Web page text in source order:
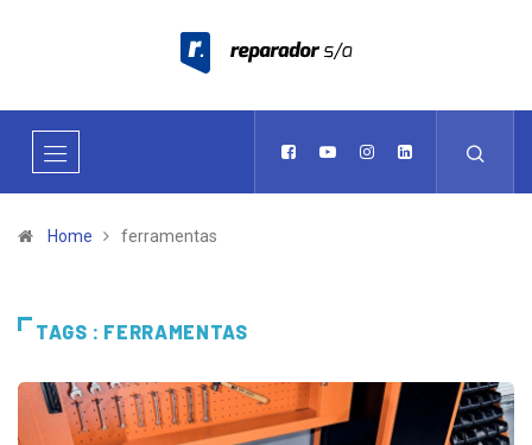
Home ferramentas
TAGS : FERRAMENTAS